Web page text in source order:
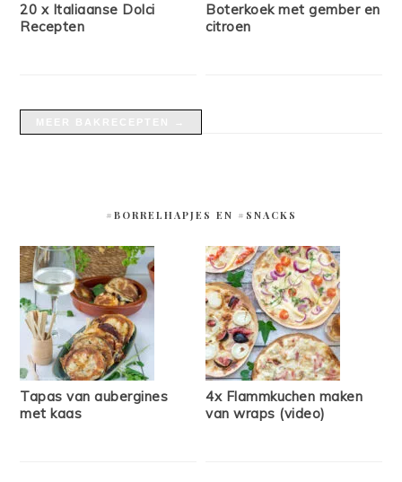
20 x Italiaanse Dolci
Recepten
Boterkoek met gember en
citroen
#BORRELHAPJES EN #SNACKS
Tapas van aubergines
met kaas
4x Flammkuchen maken
van wraps (video)